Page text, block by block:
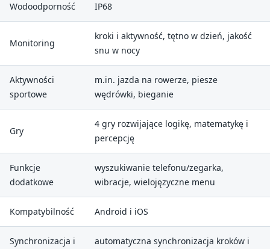
Wodoodporność IP68
Monitoring
kroki i aktywność, tętno w dzień, jakość
snu w nocy
Aktywności
sportowe
m.in. jazda na rowerze, piesze
wędrówki, bieganie
Gry
4 gry rozwijające logikę, matematykę i
percepcję
Funkcje
dodatkowe
wyszukiwanie telefonu/zegarka,
wibracje, wielojęzyczne menu
Kompatybilność Android i iOS
Synchronizacja i
automatyczna synchronizacja kroków i